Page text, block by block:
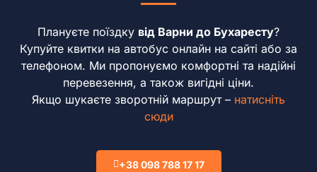
Плануєте поїздку від Варни до Бухаресту?
Купуйте квитки на автобус онлайн на сайті або за
телефоном. Ми пропонуємо комфортні та надійні
перевезення, а також вигідні ціни.
Якщо шукаєте зворотній маршрут – натисніть
сюди
+38 098 788 17 17